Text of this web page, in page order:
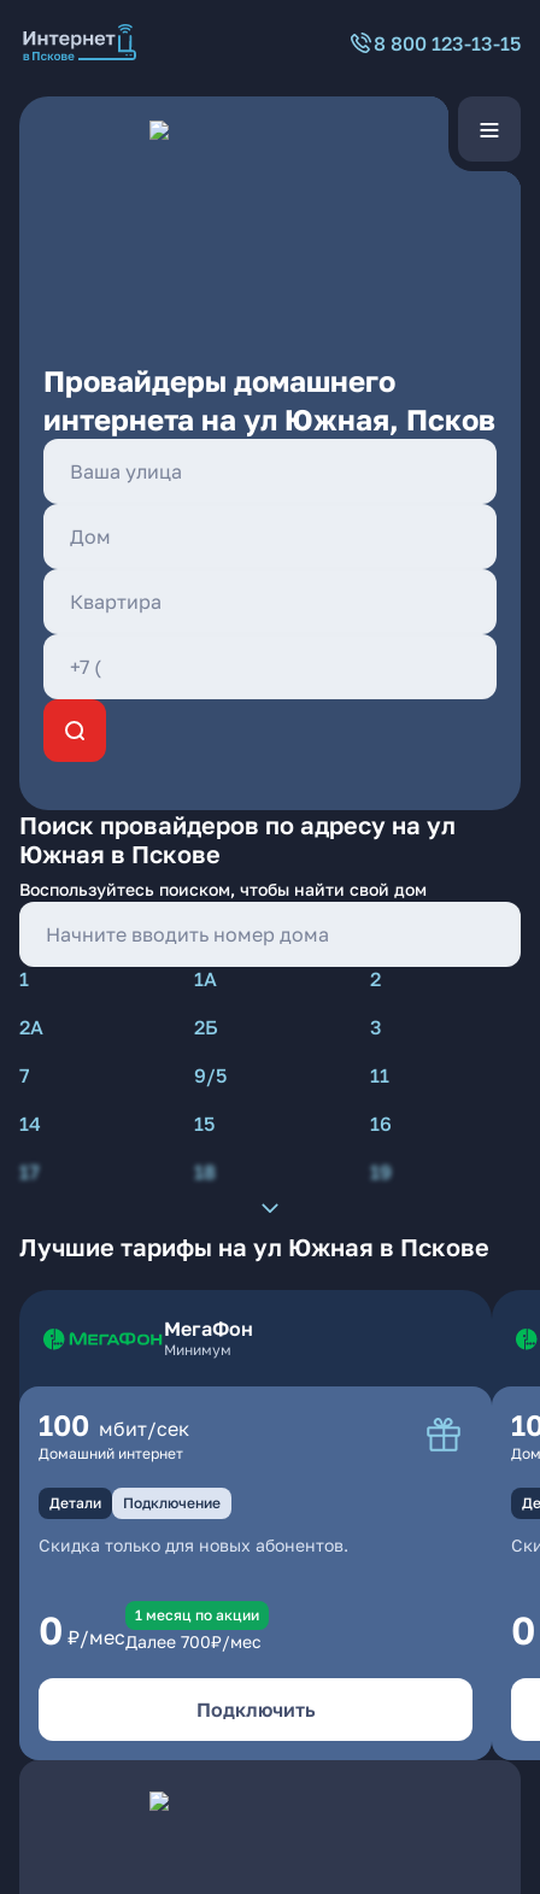
8 800 123-13-15
Провайдеры домашнего
интернета на ул Южная, Псков
Поиск провайдеров по адресу на ул
Южная в Пскове
Воспользуйтесь поиском, чтобы найти свой дом
1 1А
2
2А
2Б
3
7
9/5
11
14
15
16
17
18 19
Лучшие тарифы на ул Южная в Пскове
МегаФон
Минимум
100 мбит/сек
Домашний интернет
Детали Подключение
Скидка только для новых абонентов.
0 ₽/мес
1 месяц по акции
Далее 700₽/мес
Подключить
0